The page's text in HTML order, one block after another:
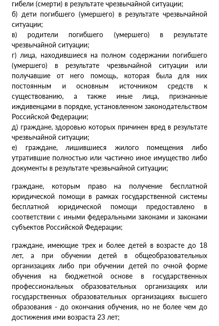
гибели (смерти) в результате чрезвычайной ситуации;
б) дети погибшего (умершего) в результате чрезвычайной
ситуации;
в) родители погибшего (умершего) в результате
чрезвычайной ситуации;
г) лица, находившиеся на полном содержании погибшего
(умершего) в результате чрезвычайной ситуации или
получавшие от него помощь, которая была для них
постоянным и основным источником средств к
существованию, а также иные лица, признанные
иждивенцами в порядке, установленном законодательством
Российской Федерации;
д) граждане, здоровью которых причинен вред в результате
чрезвычайной ситуации;
е) граждане, лишившиеся жилого помещения либо
утратившие полностью или частично иное имущество либо
документы в результате чрезвычайной ситуации;
граждане, которым право на получение бесплатной
юридической помощи в рамках государственной системы
бесплатной юридической помощи предоставлено в
соответствии с иными федеральными законами и законами
субъектов Российской Федерации;
граждане, имеющие трех и более детей в возрасте до 18
лет, а при обучении детей в общеобразовательных
организациях либо при обучении детей по очной форме
обучения на бюджетной основе в государственных
профессиональных образовательных организациях или
государственных образовательных организациях высшего
образования - до окончания обучения, но не более чем до
достижения ими возраста 23 лет;